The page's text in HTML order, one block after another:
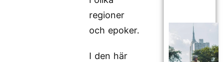
regioner
och epoker.
I den här